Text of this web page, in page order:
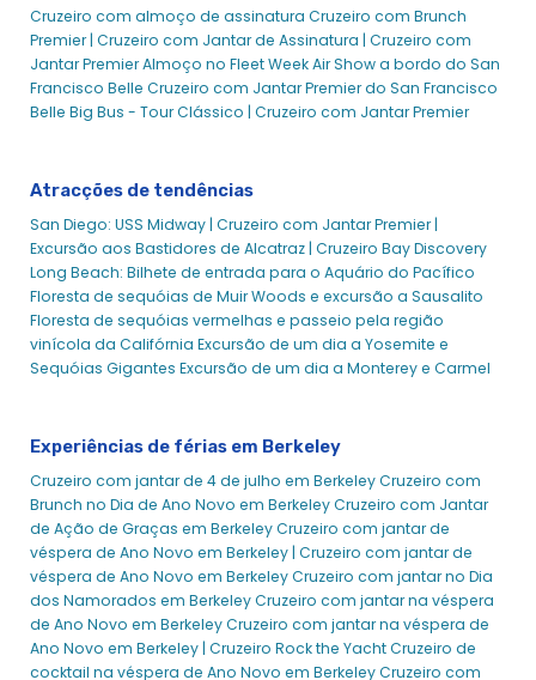
Cruzeiros de Ano Novo de Berkeley - Experiências da
cidade
Cruzeiro com Brunch no Dia de Ano Novo em Berkeley | City
Cruises
Berkeley New Year's Eve Booze Cruise | Experiências da
Eventos da Vida Nocturna de Berkeley | Vida Nocturna
Eventos da Escola de Berkeley
Eventos Sociais de Berkeley
Berkeley Sweetheart's Valentine's Day Dinner Cruise -
Experiências da cidade
Cruzeiro com Brunch de Ação de Graças em Berkeley | City
Cruises™
Berkeley Valentine's Day Premier Dinner Cruise | City
Cruises™
Berkeley Valentine's Signature Day Dinner Cruise | City
Cruises™
Eventos de Casamento Berkeley
Berkeley Yachts & Aluguer de Barcos Privados | Cruzeiros de
Cidade
Cruzeiro com almoço de assinatura Cruzeiro com Brunch
Premier | Cruzeiro com Jantar de Assinatura | Cruzeiro com
Jantar PremierAlmoço no Fleet Week Air Show a bordo do San
Francisco Belle Cruzeiro com Jantar Premier do San Francisco
Belle Big Bus - Tour Clássico | Cruzeiro com Jantar Premier
Atracções de tendências
San Diego: USS Midway | Cruzeiro com Jantar Premier |
Excursão aos Bastidores de Alcatraz | Cruzeiro Bay Discovery
Long Beach: Bilhete de entrada para o Aquário do Pacífico
Floresta de sequóias de Muir Woods e excursão a Sausalito
Floresta de sequóias vermelhas e passeio pela região
vinícola da Califórnia Excursão de um dia a Yosemite e
Sequóias Gigantes Excursão de um dia a Monterey e Carmel
Experiências de férias em Berkeley
Cruzeiro com jantar de 4 de julho em BerkeleyCruzeiro com
Brunch no Dia de Ano Novo em BerkeleyCruzeiro com Jantar
de Ação de Graças em BerkeleyCruzeiro com jantar de
véspera de Ano Novo em Berkeley | Cruzeiro com jantar de
véspera de Ano Novo em BerkeleyCruzeiro com jantar no Dia
dos Namorados em BerkeleyCruzeiro com jantar na véspera
de Ano Novo em BerkeleyCruzeiro com jantar na véspera de
Ano Novo em Berkeley | Cruzeiro Rock the YachtCruzeiro de
cocktail na véspera de Ano Novo em BerkeleyCruzeiro com